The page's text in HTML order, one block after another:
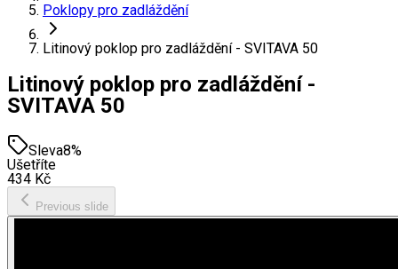
Poklopy pro zadláždění
Litinový poklop pro zadláždění - SVITAVA 50
Litinový poklop pro zadláždění -
SVITAVA 50
Sleva8%
Ušetříte
434 Kč
Previous slide